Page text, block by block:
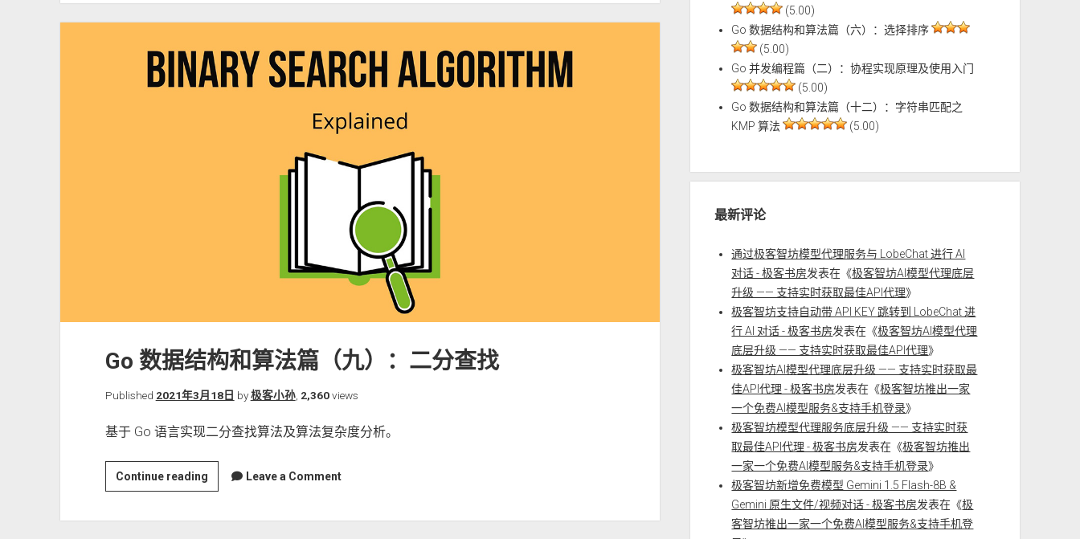
和
算
Go 数据结构和算法篇（九）：二分查找
Published 2021年3月18日 by极客小孙, 2,360views
基于 Go 语言实现二分查找算法及算法复杂度分析。
Continue readingGo
数
Leave a Comment
(5.00)
Go 数据结构和算法篇（六）：选择排序
(5.00)
Go 并发编程篇（二）：协程实现原理及使用入门
(5.00)
Go 数据结构和算法篇（十二）：字符串匹配之
KMP 算法
(5.00)
最新评论
通过极客智坊模型代理服务与 LobeChat 进行 AI
对话 - 极客书房发表在《极客智坊AI模型代理底层
升级 —— 支持实时获取最佳API代理》
极客智坊支持自动带 API KEY 跳转到 LobeChat 进
行 AI 对话 - 极客书房发表在《极客智坊AI模型代理
底层升级 —— 支持实时获取最佳API代理》
极客智坊AI模型代理底层升级 —— 支持实时获取最
佳API代理 - 极客书房发表在《极客智坊推出一家
一个免费AI模型服务&支持手机登录》
极客智坊模型代理服务底层升级 —— 支持实时获
取最佳API代理 - 极客书房发表在《极客智坊推出
一家一个免费AI模型服务&支持手机登录》
极客智坊新增免费模型 Gemini 1.5 Flash-8B &
Gemini 原生文件/视频对话 - 极客书房发表在《极
客智坊推出一家一个免费AI模型服务&支持手机登